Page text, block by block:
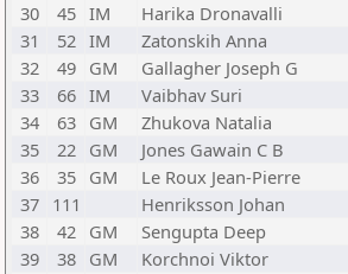
30
45 IM Harika Dronavalli
31
52 IM Zatonskih Anna
32
49 GM Gallagher Joseph G
33
66 IM Vaibhav Suri
34
63 GM Zhukova Natalia
35
22 GM Jones Gawain C B
36
35 GM Le Roux Jean-Pierre
37 111 Henriksson Johan
38
42 GM Sengupta Deep
39
38 GM Korchnoi Viktor